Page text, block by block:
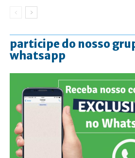
participe do nosso
whatsapp